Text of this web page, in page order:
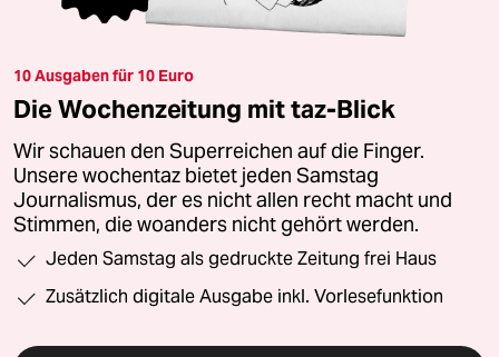
10 Ausgaben für 10 Euro
Die Wochenzeitung mit taz-Blick
Wir schauen den Superreichen auf die Finger.
Unsere wochentaz bietet jeden Samstag
Journalismus, der es nicht allen recht macht und
Stimmen, die woanders nicht gehört werden.
Jeden Samstag als gedruckte Zeitung frei Haus
Zusätzlich digitale Ausgabe inkl. Vorlesefunktion